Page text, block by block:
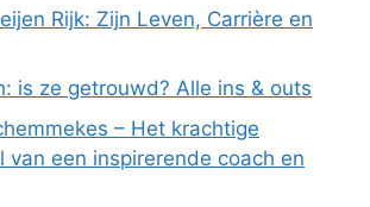
Rijk: Zijn Leven, Carrière en
is ze getrouwd? Alle ins & outs
– Het krachtige
van een inspirerende coach en